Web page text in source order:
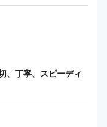
、丁寧、スピーディ